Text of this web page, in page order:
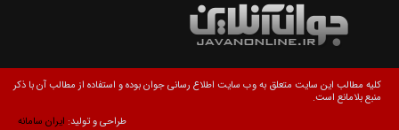
کلیه مطالب این سایت متعلق به وب سایت اطلاع رسانی جوان بوده و استفاده از مطالب آن با ذکر
منبع بلامانع است.
طراحی و تولید: ایران سامانه